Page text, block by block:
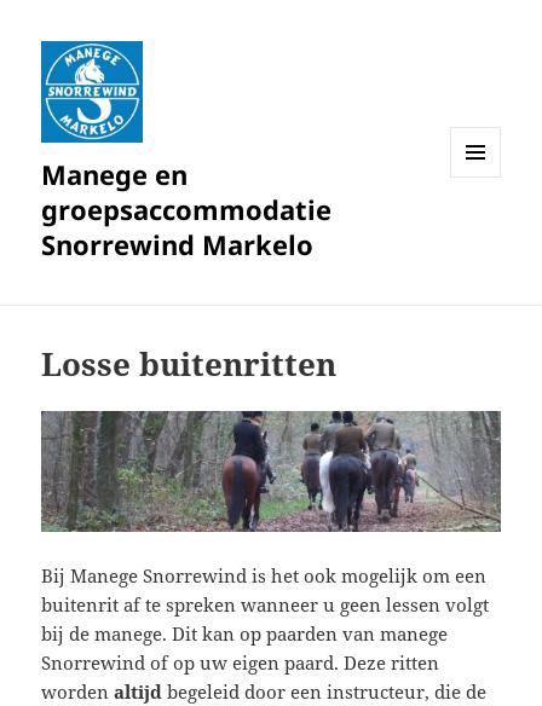
Manege en
groepsaccommodatie
Snorrewind Markelo
Losse buitenritten
Bij Manege Snorrewind is het ook mogelijk om een
buitenrit af te spreken wanneer u geen lessen volgt
bij de manege. Dit kan op paarden van manege
Snorrewind of op uw eigen paard. Deze ritten
wordenaltijd begeleid door een instructeur, die de